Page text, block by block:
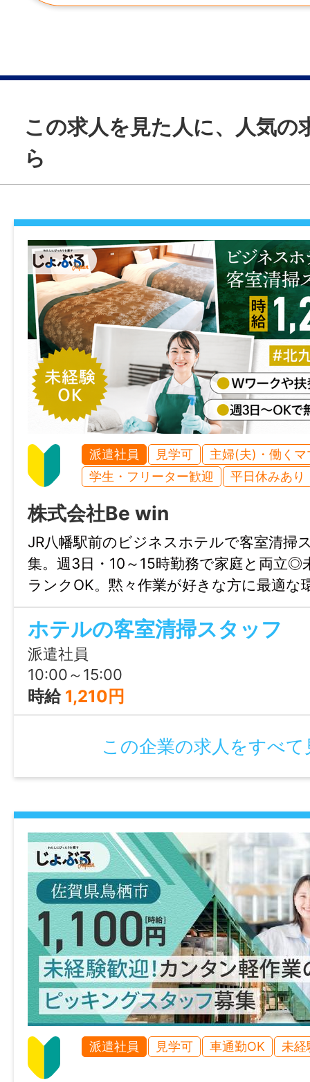
最寄り駅：JR「八幡駅」から徒歩5分
最寄り駅
給与
時給 1,210円
雇用形態
派遣社員
経験
不問
年齢制限
不問
学歴
不問
免許・資格
不問
就業時間
10:00～15:00
休憩時間
なし
就業日
基本、週5～6日勤務シフト制(毎月作成) ※
週3～4日勤務も相談可能です。
休日・休暇
諸手当
通勤手当あり
時間外手当あり
加入保険等
社会保険完備（雇用・健康・労災・厚生）
マイカー通勤
可
時間外
この求人を見た人に、人気の
ら
派遣社員 見学可
主婦(夫)・働くマ
学生・フリーター歓迎
平日休みあり
株式会社Be win
JR八幡駅前のビジネスホテルで客室清掃
集。週3日・10～15時勤務で家庭と両立◎
ランクOK。黙々作業が好きな方に最適な
合せのみも大歓迎、まずはじょぶる福岡
連絡ください。
ホテルの客室清掃スタッフ
派遣社員
10:00～15:00
時給 1,210円
この企業の求人をすべて
派遣社員 見学可 車通勤OK 未経